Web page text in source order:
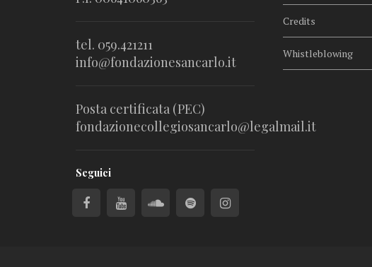
tel. 059.421211
info@fondazionesancarlo.it
Posta certificata (PEC)
fondazionecollegiosancarlo@legalmail.it
Seguici
Credits
Whistleblowing